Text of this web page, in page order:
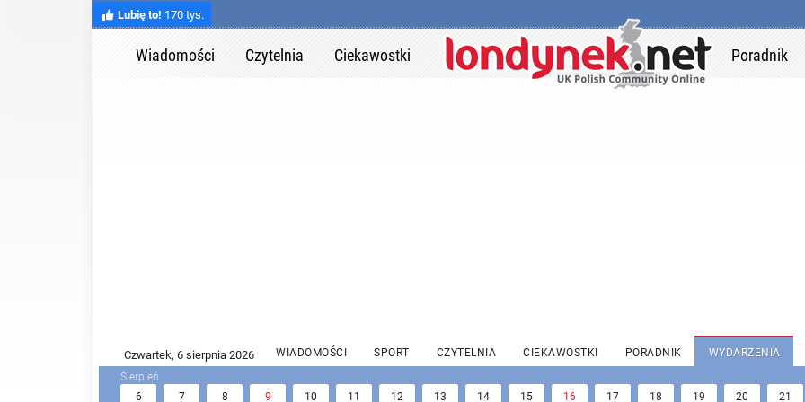
Lubię to! 170 tys.
Wiadomości Czytelnia Ciekawostki Poradnik
WIADOMOŚCI SPORT CZYTELNIA CIEKAWOSTKI PORADNIK WYDARZENIA
6 7 8 9 10 11 12 13 14 15 16 17 18 19 20 21